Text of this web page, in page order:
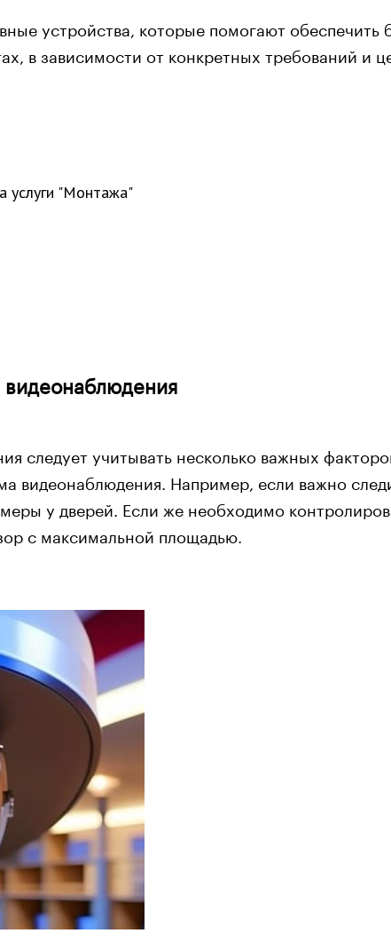
устройства, которые помогают обеспечить
в зависимости от конкретных требований и
услуги "Монтажа"
следует учитывать несколько важных
видеонаблюдения. Например, если важно
у дверей. Если же необходимо
с максимальной площадью.